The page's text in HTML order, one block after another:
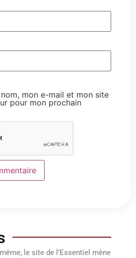
mon e-mail et mon site
pour mon prochain
le site de l’Essentiel mène